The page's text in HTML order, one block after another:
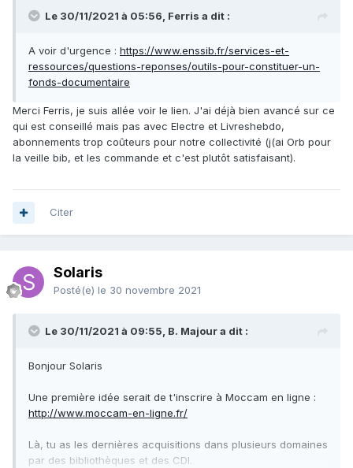
Le 30/11/2021 à 05:56, Ferris a dit :
A voir d'urgence : https://www.enssib.fr/services-et-
ressources/questions-reponses/outils-pour-constituer-un-
fonds-documentaire
Merci Ferris, je suis allée voir le lien. J'ai déjà bien avancé sur ce
qui est conseillé mais pas avec Electre et Livreshebdo,
abonnements trop coûteurs pour notre collectivité (j(ai Orb pour
la veille bib, et les commande et c'est plutôt satisfaisant).
Citer
Solaris
Posté(e) le 30 novembre 2021
Le 30/11/2021 à 09:55, B. Majour a dit :
Bonjour Solaris
Une première idée serait de t'inscrire à Moccam en ligne :
http://www.moccam-en-ligne.fr/
Là, tu as les dernières acquisitions dans plusieurs domaines
par des bibliothèques et des CDI.